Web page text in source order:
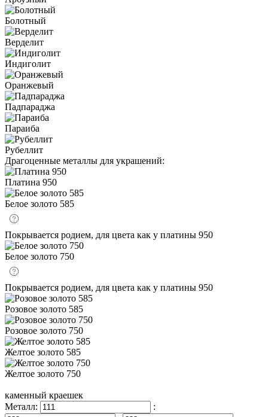
Болотный
Верделит
Индиголит
Оранжевый
Падпараджа
Параиба
Рубеллит
Драгоценные металлы для украшений:
Платина 950
Белое золото 585
Покрывается родием, для цвета как у платины 950
Белое золото 750
Покрывается родием, для цвета как у платины 950
Розовое золото 585
Розовое золото 750
Желтое золото 585
Желтое золото 750
каменный краешек
Металл:
: